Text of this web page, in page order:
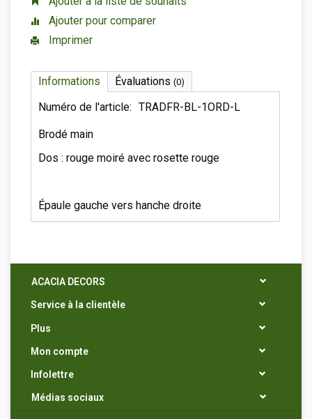
Ajouter pour comparer
Imprimer
Informations Évaluations (0)
Numéro de l'article: TRADFR-BL-1ORD-L
Brodé main
Dos : rouge moiré avec rosette rouge
Épaule gauche vers hanche droite
ACACIA DECORS
Service à la clientèle
Plus
Mon compte
Infolettre
Médias sociaux